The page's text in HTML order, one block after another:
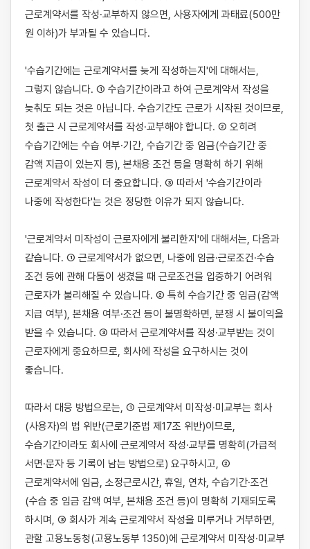
근로계약서를 작성·교부하지 않으면, 사용자에게 과태료(500만
원 이하)가 부과될 수 있습니다.
'수습기간에는 근로계약서를 늦게 작성하는지'에 대해서는,
그렇지 않습니다. ① 수습기간이라고 하여 근로계약서 작성을
늦춰도 되는 것은 아닙니다. 수습기간도 근로가 시작된 것이므로,
첫 출근 시 근로계약서를 작성·교부해야 합니다. ② 오히려
수습기간에는 수습 여부·기간, 수습기간 중 임금(수습기간 중
감액 지급이 있는지 등), 본채용 조건 등을 명확히 하기 위해
근로계약서 작성이 더 중요합니다. ③ 따라서 '수습기간이라
나중에 작성한다'는 것은 정당한 이유가 되지 않습니다.
'근로계약서 미작성이 근로자에게 불리한지'에 대해서는, 다음과
같습니다. ① 근로계약서가 없으면, 나중에 임금·근로조건·수습
조건 등에 관해 다툼이 생겼을 때 근로조건을 입증하기 어려워
근로자가 불리해질 수 있습니다. ② 특히 수습기간 중 임금(감액
지급 여부), 본채용 여부·조건 등이 불명확하면, 분쟁 시 불이익을
받을 수 있습니다. ③ 따라서 근로계약서를 작성·교부받는 것이
근로자에게 중요하므로, 회사에 작성을 요구하시는 것이
좋습니다.
따라서 대응 방법으로는, ① 근로계약서 미작성·미교부는 회사
(사용자)의 법 위반(근로기준법 제17조 위반)이므로,
수습기간이라도 회사에 근로계약서 작성·교부를 명확히(가급적
서면·문자 등 기록이 남는 방법으로) 요구하시고, ②
근로계약서에 임금, 소정근로시간, 휴일, 연차, 수습기간·조건
(수습 중 임금 감액 여부, 본채용 조건 등)이 명확히 기재되도록
하시며, ③ 회사가 계속 근로계약서 작성을 미루거나 거부하면,
관할 고용노동청(고용노동부 1350)에 근로계약서 미작성·미교부